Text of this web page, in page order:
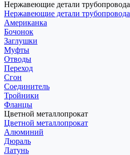
Нержавеющие детали трубопровода
Нержавеющие детали трубопровода
Американка
Бочонок
Заглушки
Муфты
Отводы
Переход
Сгон
Соединитель
Тройники
Фланцы
Цветной металлопрокат
Цветной металлопрокат
Алюминий
Дюраль
Латунь